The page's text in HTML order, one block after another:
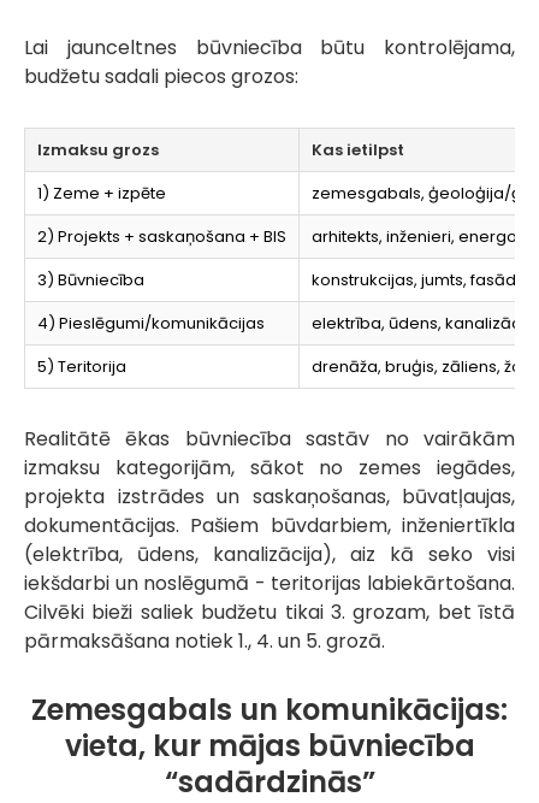
Lai jaunceltnes būvniecība būtu kontrolējama,
budžetu sadali piecos grozos:
Izmaksu grozs
Kas ietilpst
1) Zeme + izpēte
zemesgabals, ģeoloģija/
2) Projekts + saskaņošana + BIS
arhitekts, inženieri,
3) Būvniecība
konstrukcijas, jumts,
4) Pieslēgumi/komunikācijas
elektrība, ūdens,
5) Teritorija
drenāža, bruģis, zāliens,
Realitātē ēkas būvniecība sastāv no vairākām
izmaksu kategorijām, sākot no zemes iegādes,
projekta izstrādes un saskaņošanas, būvatļaujas,
dokumentācijas. Pašiem būvdarbiem, inženiertīkla
(elektrība, ūdens, kanalizācija), aiz kā seko visi
iekšdarbi un noslēgumā - teritorijas labiekārtošana.
Cilvēki bieži saliek budžetu tikai 3. grozam, bet īstā
pārmaksāšana notiek 1., 4. un 5. grozā.
Zemesgabals un komunikācijas:
vieta, kur mājas būvniecība
“sadārdzinās”